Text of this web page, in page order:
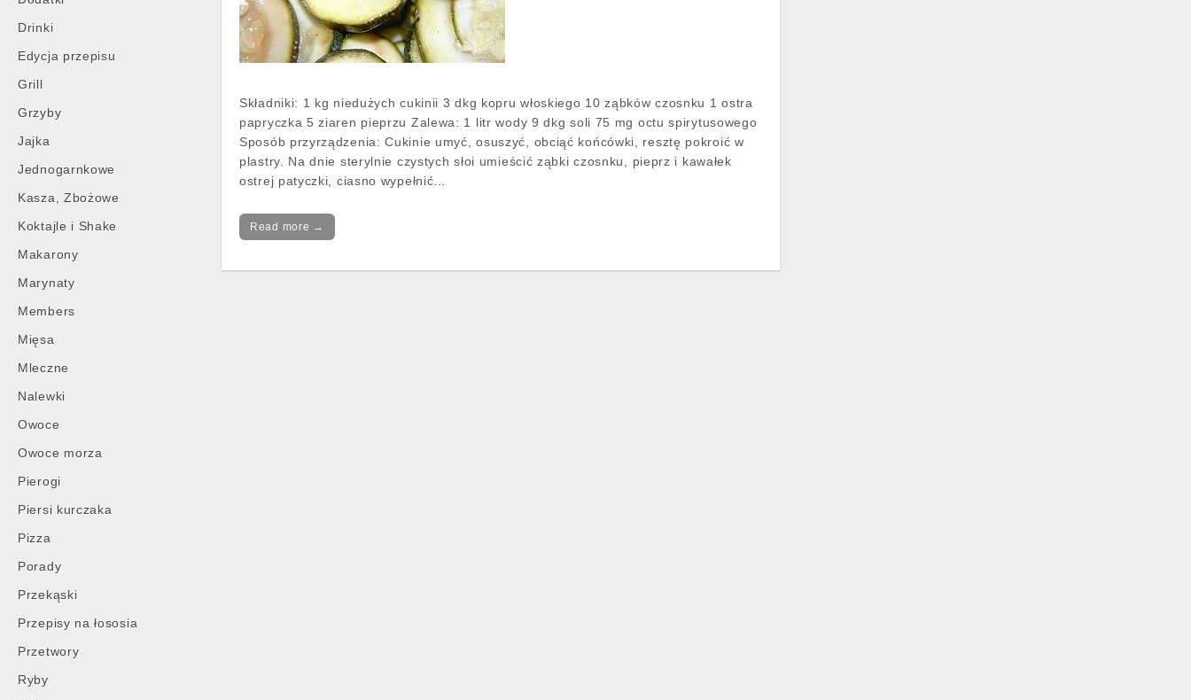
Drinki
Edycja przepisu
Grill
Grzyby
Jajka
Jednogarnkowe
Kasza, Zbożowe
Koktajle i Shake
Makarony
Marynaty
Members
Mięsa
Mleczne
Nalewki
Owoce
Owoce morza
Pierogi
Piersi kurczaka
Pizza
Porady
Przekąski
Przepisy na łososia
Przetwory
Ryby
Składniki: 1 kg niedużych cukinii 3 dkg kopru włoskiego 10 ząbków czosnku 1 ostra
papryczka 5 ziaren pieprzu Zalewa: 1 litr wody 9 dkg soli 75 mg octu spirytusowego
Sposób przyrządzenia: Cukinie umyć, osuszyć, obciąć końcówki, resztę pokroić w
plastry. Na dnie sterylnie czystych słoi umieścić ząbki czosnku, pieprz i kawałek
ostrej patyczki, ciasno wypełnić…
Read more →